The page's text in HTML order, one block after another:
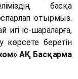
басқа
отырмыз.
іс-шараларға,
көрсете беретін
АҚ Басқарма